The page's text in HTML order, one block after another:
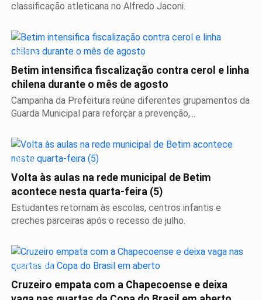
classificação atleticana no Alfredo Jaconi.
BETIM
Betim intensifica fiscalização contra cerol e linha
chilena durante o mês de agosto
Campanha da Prefeitura reúne diferentes grupamentos da
Guarda Municipal para reforçar a prevenção,...
BETIM
Volta às aulas na rede municipal de Betim
acontece nesta quarta-feira (5)
Estudantes retornam às escolas, centros infantis e
creches parceiras após o recesso de julho.
ESPORTES
Cruzeiro empata com a Chapecoense e deixa